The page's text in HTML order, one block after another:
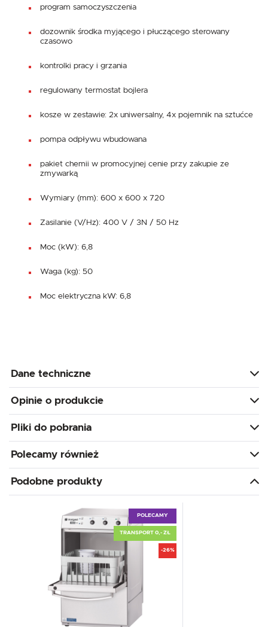
program samoczyszczenia
dozownik środka myjącego i płuczącego sterowany
czasowo
kontrolki pracy i grzania
regulowany termostat bojlera
kosze w zestawie: 2x uniwersalny, 4x pojemnik na sztućce
pompa odpływu wbudowana
pakiet chemii w promocyjnej cenie przy zakupie ze
zmywarką
Wymiary (mm): 600 x 600 x 720
Zasilanie (V/Hz): 400 V / 3N / 50 Hz
Moc (kW): 6,8
Waga (kg): 50
Moc elektryczna kW: 6,8
Dane techniczne
Opinie o produkcie
Pliki do pobrania
Polecamy również
Podobne produkty
POLECAMY
TRANSPORT 0,- ZŁ
-26%